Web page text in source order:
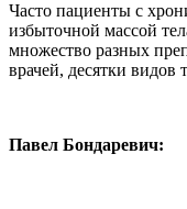
Часто пациенты с
избыточной массой
множество разных
врачей, десятки
Павел Бондаревич: